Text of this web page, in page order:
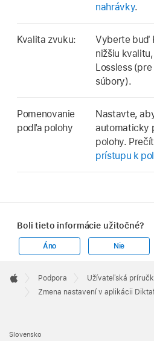
nahrávky.
Kvalita zvuku:
Vyberte buď
nižšiu
Lossless
súbory).
Pomenovanie
podľa polohy
Nastavte,
automaticky
polohy.
prístupu k
Boli tieto informácie užitočné?
Áno Nie
Footer

Apple
Podpora
Užívateľská
Zmena nastavení v aplikácii
Slovensko